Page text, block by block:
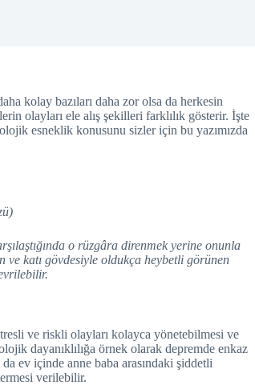
kolay bazıları daha zor olsa da herkesin
olayları ele alış şekilleri farklılık gösterir. İşte
esneklik konusunu sizler için bu yazımızda
güçlüdür.”
o rüzgâra direnmek yerine onunla
katı gövdesiyle oldukça heybetli görünen
ve riskli olayları kolayca yönetebilmesi ve
dayanıklılığa örnek olarak depremde enkaz
ev içinde anne baba arasındaki şiddetli
verilebilir.